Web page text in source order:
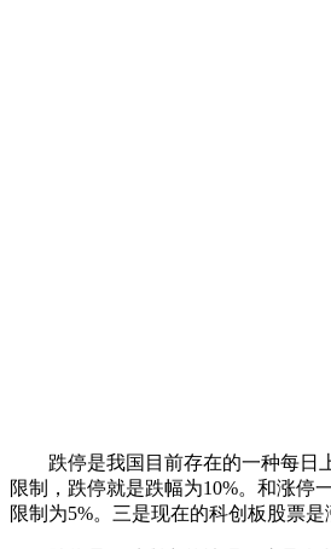
跌停是我国目前存在的一种每日上
限制，跌停就是跌幅为10%。和涨停
限制为5%。三是现在的科创板股票